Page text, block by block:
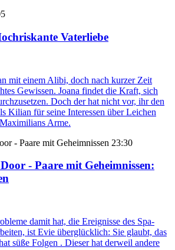
Vaterliebe
mit einem Alibi, doch nach kurzer Zeit
Gewissen. Joana findet die Kraft, sich
Doch der hat nicht vor, ihr den
Kilian für seine Interessen über Leichen
Arme.
23:30
- Paare mit Geheimnissen:
damit hat, die Ereignisse des Spa-
ist Evie überglücklich: Sie glaubt, das
süße Folgen . Dieser hat derweil andere